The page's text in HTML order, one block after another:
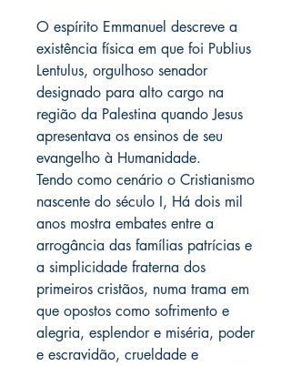
O espírito Emmanuel descreve a
existência física em que foi Publius
Lentulus, orgulhoso senador
designado para alto cargo na
região da Palestina quando Jesus
apresentava os ensinos de seu
evangelho à Humanidade.
Tendo como cenário o Cristianismo
nascente do século I, Há dois mil
anos mostra embates entre a
arrogância das famílias patrícias e
a simplicidade fraterna dos
primeiros cristãos, numa trama em
que opostos como sofrimento e
alegria, esplendor e miséria, poder
e escravidão, crueldade e